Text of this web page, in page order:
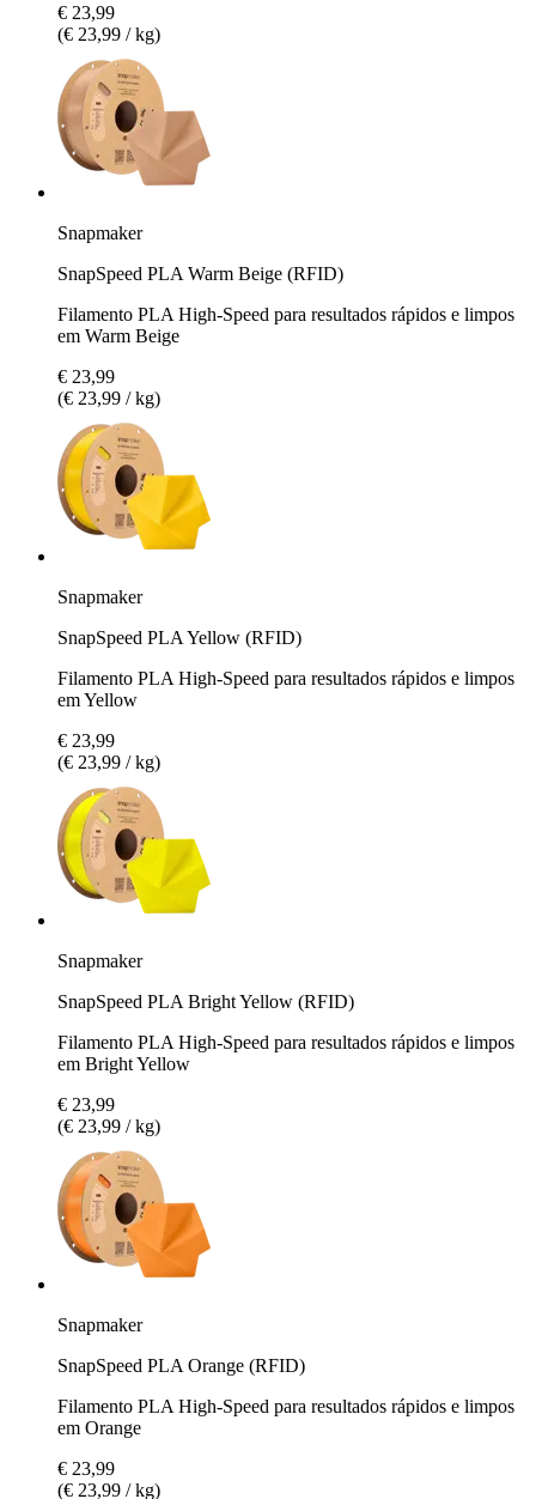
€ 23,99
(€ 23,99 / kg)
Snapmaker
SnapSpeed PLA Warm Beige (RFID)
Filamento PLA High-Speed para resultados rápidos e limpos
em Warm Beige
€ 23,99
(€ 23,99 / kg)
Snapmaker
SnapSpeed PLA Yellow (RFID)
Filamento PLA High-Speed para resultados rápidos e limpos
em Yellow
€ 23,99
(€ 23,99 / kg)
Snapmaker
SnapSpeed PLA Bright Yellow (RFID)
Filamento PLA High-Speed para resultados rápidos e limpos
em Bright Yellow
€ 23,99
(€ 23,99 / kg)
Snapmaker
SnapSpeed PLA Orange (RFID)
Filamento PLA High-Speed para resultados rápidos e limpos
em Orange
€ 23,99
(€ 23,99 / kg)